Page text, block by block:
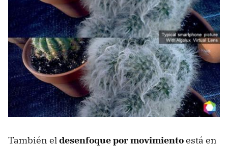
También eldesenfoque por movimientoestá en